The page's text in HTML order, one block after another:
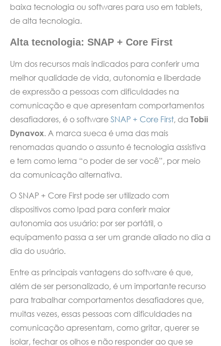
baixa tecnologia ou softwares para uso em tablets,
de alta tecnologia.
Alta tecnologia: SNAP + Core First
Um dos recursos mais indicados para conferir uma
melhor qualidade de vida, autonomia e liberdade
de expressão a pessoas com dificuldades na
comunicação e que apresentam comportamentos
desafiadores, é o software SNAP + Core First, da Tobii
Dynavox. A marca sueca é uma das mais
renomadas quando o assunto é tecnologia assistiva
e tem como lema “o poder de ser você”, por meio
da comunicação alternativa.
O SNAP + Core First pode ser utilizado com
dispositivos como Ipad para conferir maior
autonomia aos usuário: por ser portátil, o
equipamento passa a ser um grande aliado no dia a
dia do usuário.
Entre as principais vantagens do software é que,
além de ser personalizado, é um importante recurso
para trabalhar comportamentos desafiadores que,
muitas vezes, essas pessoas com dificuldades na
comunicação apresentam, como gritar, querer se
isolar, fechar os olhos e não responder ao que se